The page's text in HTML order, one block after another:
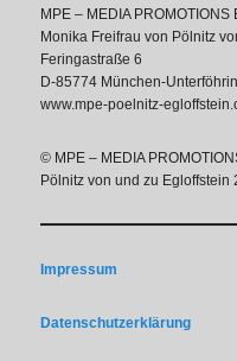
MPE – MEDIA PROMOTIONS
Monika Freifrau von Pölnitz
Feringastraße 6
D-85774 München-
www.mpe-poelnitz-
© MPE – MEDIA
Pölnitz von und zu Egloffstein
Impressum
Datenschutzerklärung